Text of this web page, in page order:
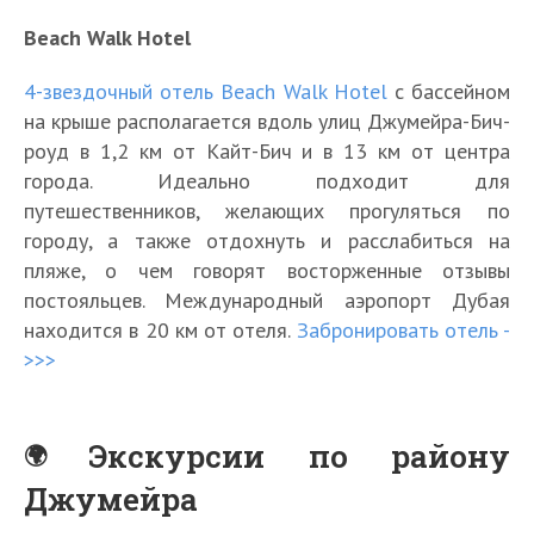
Beach Walk Hotel
4-звездочный отель Beach Walk Hotel с бассейном
на крыше располагается вдоль улиц Джумейра-Бич-
роуд в 1,2 км от Кайт-Бич и в 13 км от центра
города. Идеально подходит для
путешественников, желающих прогуляться по
городу, а также отдохнуть и расслабиться на
пляже, о чем говорят восторженные отзывы
постояльцев. Международный аэропорт Дубая
находится в 20 км от отеля. Забронировать отель -
>>>
Экскурсии по району
Джумейра